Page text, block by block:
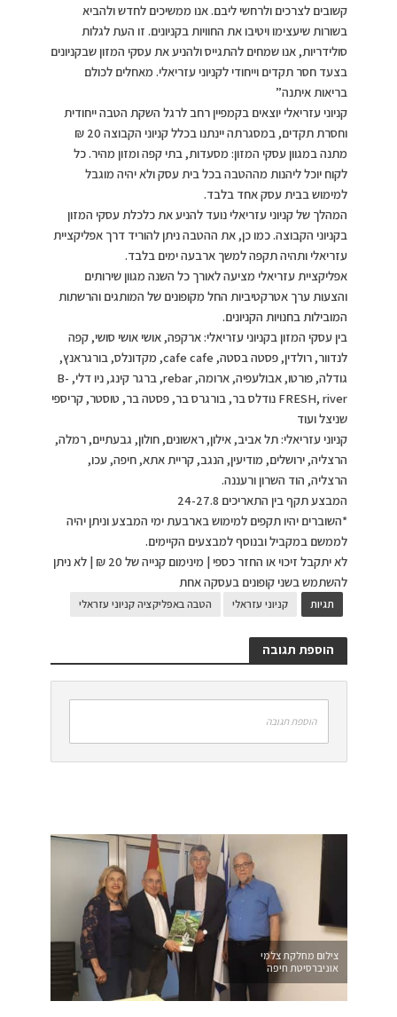
קשובים לצרכים ולרחשי ליבם. אנו ממשיכים לחדש ולהביא
בשורות שיעצימו ויטיבו את החוויות בקניונים. זו העת לגלות
סולידריות, אנו שמחים להתגייס ולהניע את עסקי המזון שבקניונים
בצעד חסר תקדים וייחודי לקניוני עזריאלי. מאחלים לכולם
בריאות איתנה”
קניוני עזריאלי יוצאים בקמפיין רחב לרגל השקת הטבה ייחודית
וחסרת תקדים, במסגרתה יינתנו בכלל קניוני הקבוצה 20 ₪
מתנה במגוון עסקי המזון: מסעדות, בתי קפה ומזון מהיר. כל
לקוח יוכל ליהנות מההטבה בכל בית עסק ולא יהיה מוגבל
למימוש בבית עסק אחד בלבד.
המהלך של קניוני עזריאלי נועד להניע את כלכלת עסקי המזון
בקניוני הקבוצה. כמו כן, את ההטבה ניתן להוריד דרך אפליקציית
עזריאלי ותהיה תקפה למשך ארבעה ימים בלבד.
אפליקציית עזריאלי מציעה לאורך כל השנה מגוון שירותים
והצעות ערך אטרקטיביות החל מקופונים של המותגים והרשתות
המובילות בחנויות הקניונים.
בין עסקי המזון בקניוני עזריאלי: ארקפה, אושי אושי סושי, קפה
לנדוור, רולדין, פסטה בסטה, cafe cafe, מקדונלס, בורגראנץ,
גודלה, פורטו, אבולעפיה, ארומה, rebar, ברגר קינג, ניו דלי, B-
FRESH, river נודלס בר, בורגרס בר, פסטה בר, טוסטר, קריספי
שניצל ועוד
קניוני עזריאלי: תל אביב, אילון, ראשונים, חולון, גבעתיים, רמלה,
הרצליה, ירושלים, מודיעין, הנגב, קריית אתא, חיפה, עכו,
הרצליה, הוד השרון ורעננה.
המבצע תקף בין התאריכים 24-27.8
*השוברים יהיו תקפים למימוש בארבעת ימי המבצע וניתן יהיה
לממשם במקביל ובנוסף למבצעים הקיימים.
לא יתקבל זיכוי או החזר כספי | מינימום קנייה של 20 ₪ | לא ניתן
להשתמש בשני קופונים בעסקה אחת
תגיות קניוני עזראלי הטבה באפליקציה קניוני עזראלי
הוספת תגובה
הוספת תגובה
צילום מחלקת צלמי
אוניברסיטת חיפה